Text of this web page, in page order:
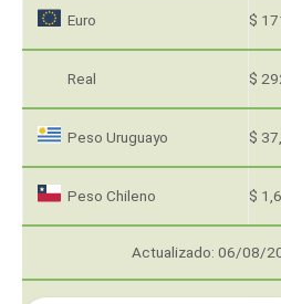
Euro $
Real $
Peso Uruguayo $
Peso Chileno $
Actualizado: 06/08/